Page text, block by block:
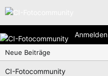
Anmelden
Neue Beiträge
CI-Fotocommunity